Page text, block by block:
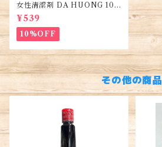
女性清潔剤 DA HUONG 100
ml 1本・Women's Cleanse
r・Dung dịch vệ sinh phụ n
ữ
¥539
10%OFF
その他の商品